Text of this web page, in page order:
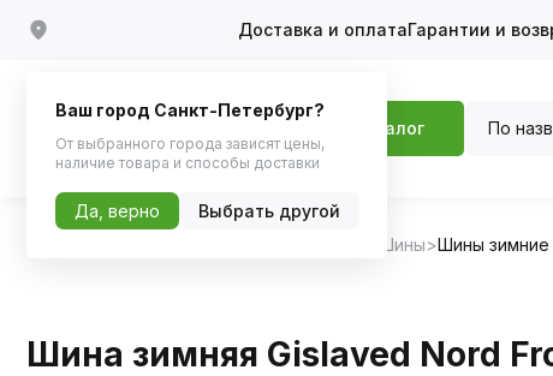
Доставка и оплатаГарантии и
Каталог По
Шины Шины зимние
Шина зимняя Gislaved Nord
Ваш город Санкт-Петербург?
От выбранного города зависят цены,
наличие товара и способы доставки
Да, верно Выбрать другой